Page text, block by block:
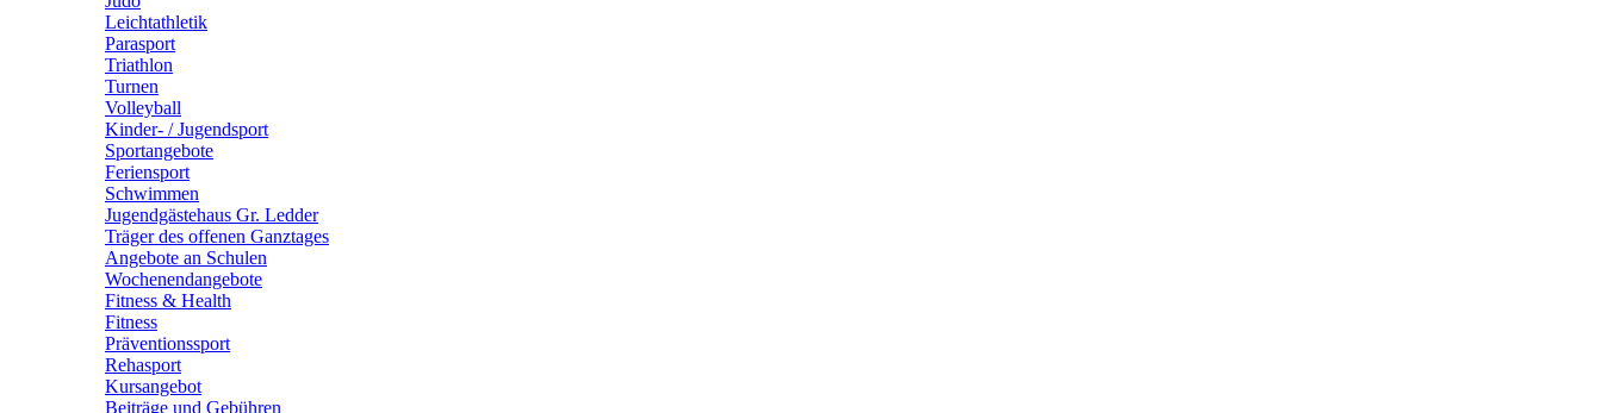
Leichtathletik
Parasport
Triathlon
Turnen
Volleyball
Kinder- / Jugendsport
Sportangebote
Feriensport
Schwimmen
Jugendgästehaus Gr. Ledder
Träger des offenen Ganztages
Angebote an Schulen
Wochenendangebote
Fitness & Health
Fitness
Präventionssport
Rehasport
Kursangebot
Beiträge und Gebühren